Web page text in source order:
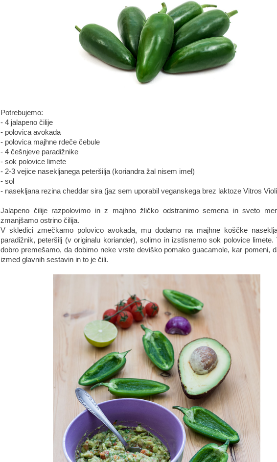
Potrebujemo:
- 4 jalapeno čilije
- polovica avokada
- polovica majhne rdeče čebule
- 4 češnjeve paradižnike
- sok polovice limete
- 2-3 vejice nasekljanega peteršilja (koriandra žal nisem imel)
- sol
- nasekljana rezina cheddar sira (jaz sem uporabil veganskega brez laktoze Vitros
Jalapeno čilije razpolovimo in z majhno žličko odstranimo semena in sveto
zmanjšamo ostrino čilija.
V skledici zmečkamo polovico avokada, mu dodamo na majhne koščke
paradižnik, peteršilj (v originalu koriander), solimo in izstisnemo sok polovice limete.
dobro premešamo, da dobimo neke vrste deviško pomako guacamole, kar pomeni,
izmed glavnih sestavin in to je čili.